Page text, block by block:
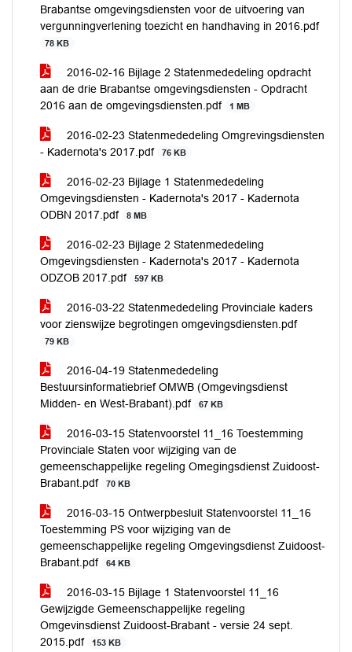
Brabantse omgevingsdiensten voor de uitvoering van
vergunningverlening toezicht en handhaving in 2016.pdf
78 KB
2016-02-16 Bijlage 2 Statenmededeling opdracht
aan de drie Brabantse omgevingsdiensten - Opdracht
2016 aan de omgevingsdiensten.pdf
1 MB
2016-02-23 Statenmededeling Omgrevingsdiensten
- Kadernota's 2017.pdf
76 KB
2016-02-23 Bijlage 1 Statenmededeling
Omgevingsdiensten - Kadernota's 2017 - Kadernota
ODBN 2017.pdf
8 MB
2016-02-23 Bijlage 2 Statenmededeling
Omgevingsdiensten - Kadernota's 2017 - Kadernota
ODZOB 2017.pdf
597 KB
2016-03-22 Statenmededeling Provinciale kaders
voor zienswijze begrotingen omgevingsdiensten.pdf
79 KB
2016-04-19 Statenmededeling
Bestuursinformatiebrief OMWB (Omgevingsdienst
Midden- en West-Brabant).pdf
67 KB
2016-03-15 Statenvoorstel 11_16 Toestemming
Provinciale Staten voor wijziging van de
gemeenschappelijke regeling Omegingsdienst Zuidoost-
Brabant.pdf
70 KB
2016-03-15 Ontwerpbesluit Statenvoorstel 11_16
Toestemming PS voor wijziging van de
gemeenschappelijke regeling Omgevingsdienst Zuidoost-
Brabant.pdf
64 KB
2016-03-15 Bijlage 1 Statenvoorstel 11_16
Gewijzigde Gemeenschappelijke regeling
Omgevinsdienst Zuidoost-Brabant - versie 24 sept.
2015.pdf
153 KB